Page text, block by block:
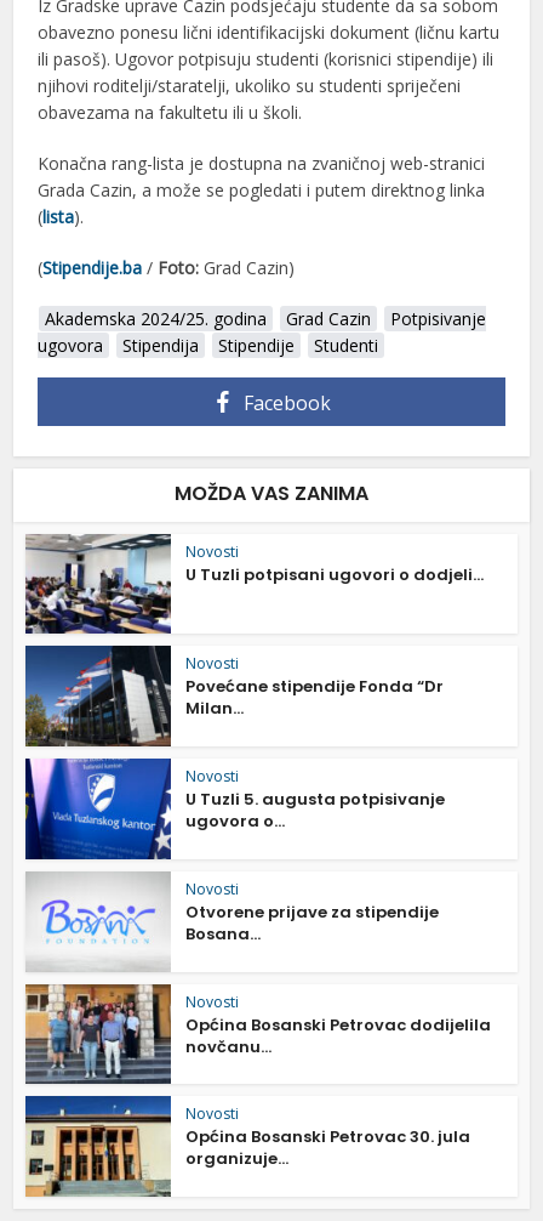
Iz Gradske uprave Cazin podsjećaju studente da sa sobom
obavezno ponesu lični identifikacijski dokument (ličnu kartu
ili pasoš). Ugovor potpisuju studenti (korisnici stipendije) ili
njihovi roditelji/staratelji, ukoliko su studenti spriječeni
obavezama na fakultetu ili u školi.
Konačna rang-lista je dostupna na zvaničnoj web-stranici
Grada Cazin, a može se pogledati i putem direktnog linka
(lista).
(Stipendije.ba / Foto: Grad Cazin)
Akademska 2024/25. godina Grad Cazin
Potpisivanje
ugovora
Stipendija Stipendije Studenti
Facebook
MOŽDA VAS ZANIMA
Novosti
U Tuzli potpisani ugovori o dodjeli...
Novosti
Povećane stipendije Fonda “Dr
Milan...
Novosti
U Tuzli 5. augusta potpisivanje
ugovora o...
Novosti
Otvorene prijave za stipendije
Bosana...
Novosti
Općina Bosanski Petrovac dodijelila
novčanu...
Novosti
Općina Bosanski Petrovac 30. jula
organizuje...